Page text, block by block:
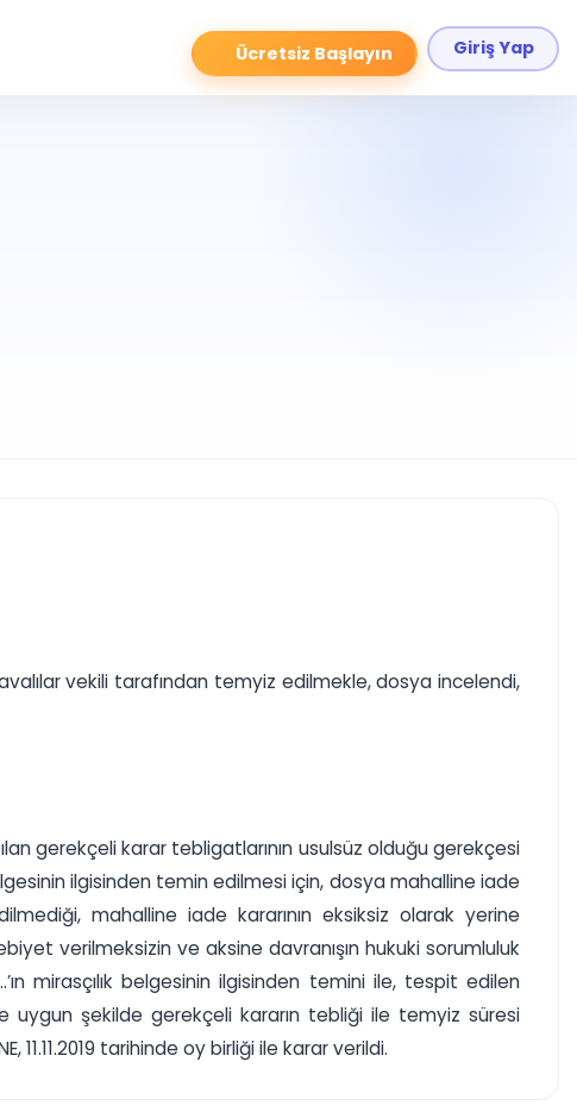
Ücretsiz Başlayın Giriş Yap
vekili tarafından temyiz edilmekle, dosya incelendi,
gerekçeli karar tebligatlarının usulsüz olduğu gerekçesi
ilgisinden temin edilmesi için, dosya mahalline iade
mahalline iade kararının eksiksiz olarak yerine
verilmeksizin ve aksine davranışın hukuki sorumluluk
mirasçılık belgesinin ilgisinden temini ile, tespit edilen
uygun şekilde gerekçeli kararın tebliği ile temyiz süresi
tarihinde oy birliği ile karar verildi.